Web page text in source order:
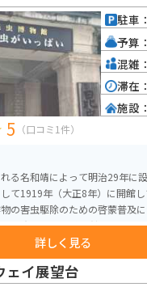
5 （口コミ1件）
る名和靖によって明治29年に
て1919年（大正8年）に開館
の害虫駆除のための啓蒙普及
物の中で、昆虫たちの美しくも
活動し続けています。
詳しく見る
駐車：
予算：
混雑：
滞在：
施設：
ェイ展望台